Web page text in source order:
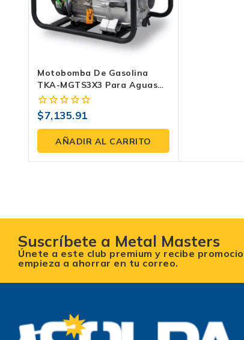
Motobomba De Gasolina
TKA-MGTS3X3 Para Aguas
Residuales – Alta Capacidad
Y Durabilidad
0
fuera
5
$7,135.91
AÑADIR AL CARRITO
Suscríbete a Metal Masters
Únete a este club premium y recibe
empieza a ahorrar en tu correo.